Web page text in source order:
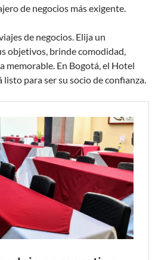
de negocios más exigente.
de negocios. Elija un
objetivos, brinde comodidad,
memorable. En Bogotá, el Hotel
para ser su socio de confianza.